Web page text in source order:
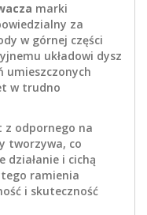
marki
za
w górnej części
układowi dysz
umieszczonych
w trudno
z odpornego na
tworzywa, co
działanie i cichą
ramienia
i skuteczność